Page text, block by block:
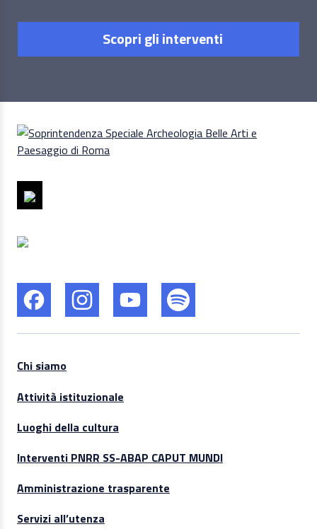
Scopri gli interventi
Chi siamo
Attività istituzionale
Luoghi della cultura
Interventi PNRR SS-ABAP CAPUT MUNDI
Amministrazione trasparente
Servizi all’utenza